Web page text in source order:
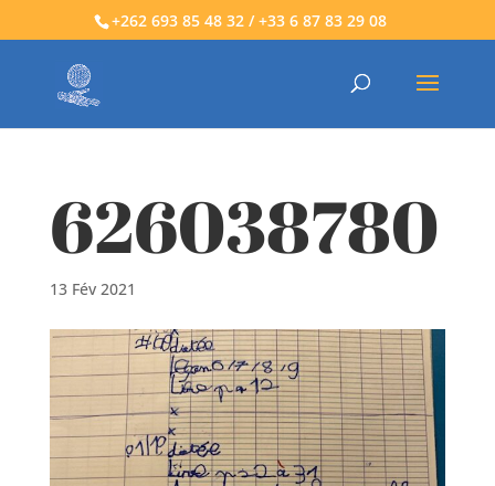
+262 693 85 48 32 / +33 6 87 83 29 08
626038780
13 Fév 2021